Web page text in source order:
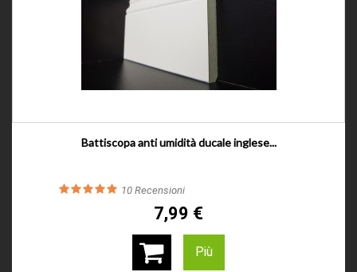
Battiscopa anti umidità ducale inglese...
10 Recensioni
7,99 €
Più